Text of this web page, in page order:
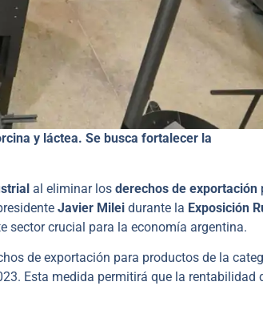
y láctea. Se busca fortalecer la
al eliminar los derechos de exportación
Javier Milei durante la Exposición
sector crucial para la economía argentina.
de exportación para productos de la
Esta medida permitirá que la rentabilidad